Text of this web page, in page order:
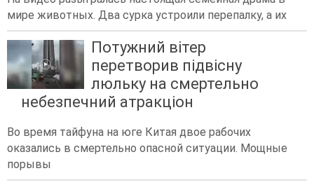
мире животных. Два сурка устроили перепалку, а их
Потужний вітер
перетворив підвісну
люльку на смертельно
небезпечний атракціон
Во время тайфуна на юге Китая двое рабочих
оказались в смертельно опасной ситуации. Мощные
порывы